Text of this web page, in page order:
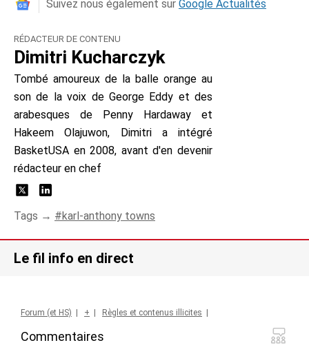
Suivez nous également sur Google Actualités
RÉDACTEUR DE CONTENU
Dimitri Kucharczyk
Tombé amoureux de la balle orange au
son de la voix de George Eddy et des
arabesques de Penny Hardaway et
Hakeem Olajuwon, Dimitri a intégré
BasketUSA en 2008, avant d'en devenir
rédacteur en chef
Tags → karl-anthony towns
Le fil info en direct
Commentaires
Forum (et HS) + Règles et contenus illicites